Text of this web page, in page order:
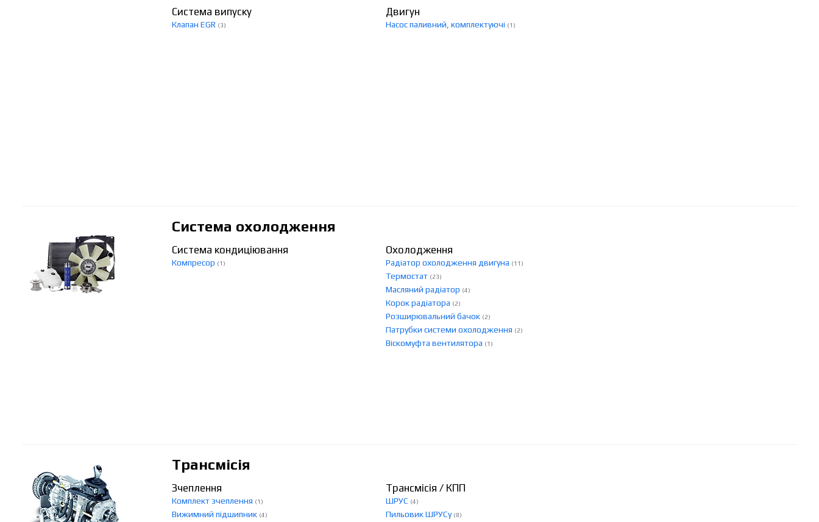
Система випуску
Клапан EGR (3)
Двигун
Насос паливний, комплектуючі (1)
Система охолодження
Система кондиціювання
Компресор (1)
Охолодження
Радіатор охолодження двигуна (11)
Термостат (23)
Масляний радіатор (4)
Корок радіатора (2)
Розширювальний бачок (2)
Патрубки системи охолодження (2)
Віскомуфта вентилятора (1)
Трансмісія
Зчеплення
Комплект зчеплення (1)
Вижимний підшипник (4)
Трансмісія / КПП
ШРУС (4)
Пильовик ШРУСу (8)